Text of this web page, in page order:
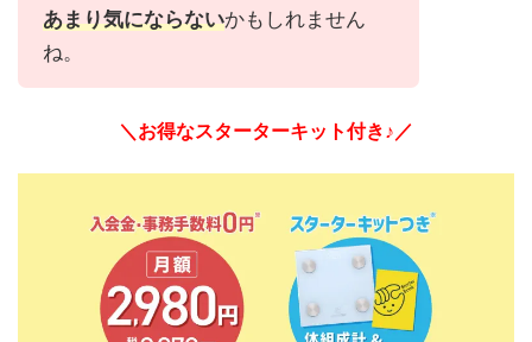
あまり気にならないかもしれません
ね。
＼お得なスターターキット付き♪／